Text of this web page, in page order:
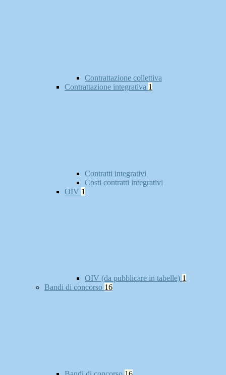
Contrattazione collettiva
Contrattazione integrativa 1
Contratti integrativi
Costi contratti integrativi
OIV 1
OIV (da pubblicare in tabelle) 1
Bandi di concorso 16